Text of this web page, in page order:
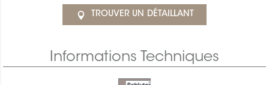
TROUVER UN DÉTAILLANT
Informations Techniques